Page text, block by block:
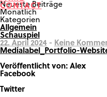
CONTACT
CONTACT
Neueste Beiträge
Monatlich
Kategorien
Allgemein
Schauspiel
22. April 2024 - Keine
Medialabel_Portfolio-
Veröffentlicht von: Alex
Facebook
Twitter